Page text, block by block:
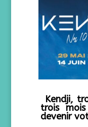
Kendji,
trois
devenir